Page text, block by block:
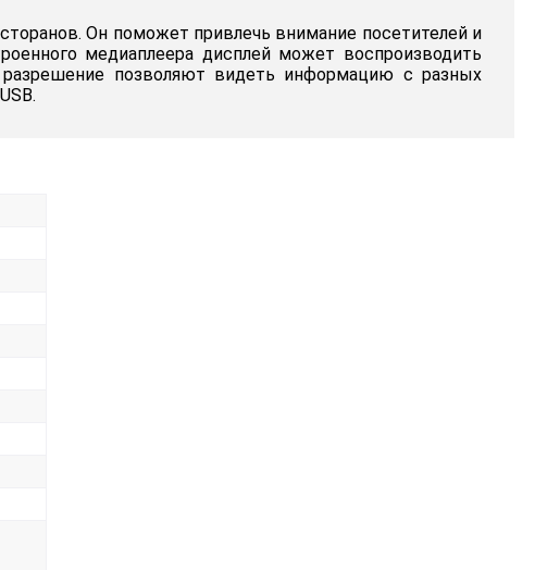
Он поможет привлечь внимание посетителей и
медиаплеера дисплей может воспроизводить
позволяют видеть информацию с разных